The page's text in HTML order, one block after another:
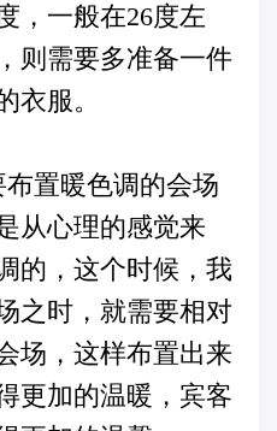
，一般在26度左
则需要多准备一件
衣服。
置暖色调的会场
从心理的感觉来
的，这个时候，我
之时，就需要相对
场，这样布置出来
更加的温暖，宾客